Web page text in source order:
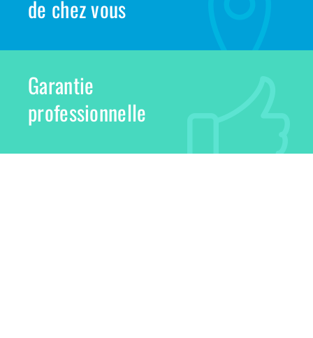
de chez vous
Garantie
professionnelle